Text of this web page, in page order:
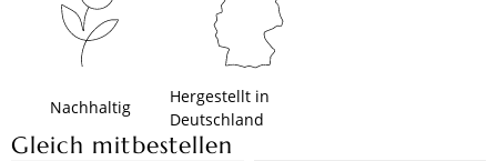
Nachhaltig
Hergestellt in
Deutschland
Gleich mitbestellen